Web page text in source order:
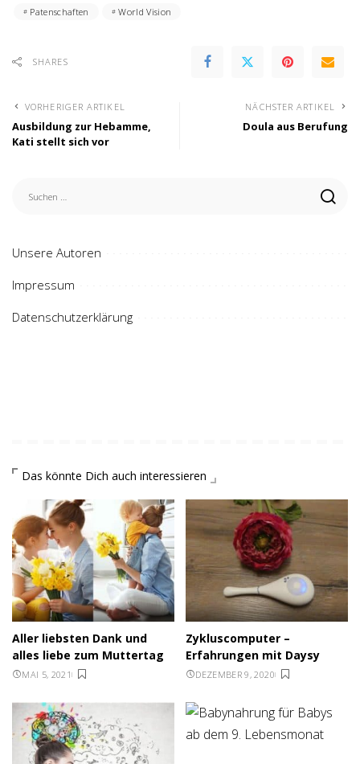
Patenschaften World Vision
SHARES
VORHERIGER ARTIKEL
Ausbildung zur Hebamme,
Kati stellt sich vor
NÄCHSTER ARTIKEL
Doula aus Berufung
Unsere Autoren
Impressum
Datenschutzerklärung
Das könnte Dich auch interessieren
Aller liebsten Dank und
alles liebe zum Muttertag
MAI 5, 2021
Zykluscomputer –
Erfahrungen mit Daysy
DEZEMBER 9, 2020